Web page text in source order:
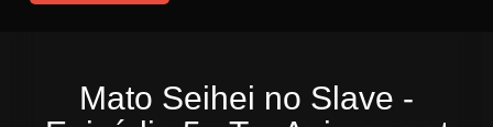
Mato Seihei no Slave -